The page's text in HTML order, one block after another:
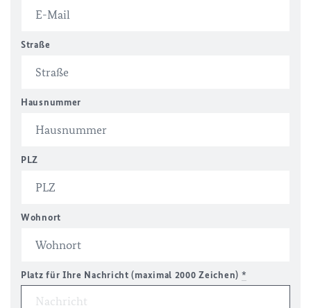
Straße
Hausnummer
PLZ
Wohnort
Platz für Ihre Nachricht (maximal 2000 Zeichen) *